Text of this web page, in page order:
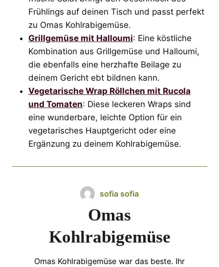
Frühlings auf deinen Tisch und passt perfekt
zu Omas Kohlrabigemüse.
Grillgemüse mit Halloumi: Eine köstliche
Kombination aus Grillgemüse und Halloumi,
die ebenfalls eine herzhafte Beilage zu
deinem Gericht ebt bildnen kann.
Vegetarische Wrap Röllchen mit Rucola
und Tomaten: Diese leckeren Wraps sind
eine wunderbare, leichte Option für ein
vegetarisches Hauptgericht oder eine
Ergänzung zu deinem Kohlrabigemüse.
sofia sofia
Omas
Kohlrabigemüse
Omas Kohlrabigemüse war das beste. Ihr